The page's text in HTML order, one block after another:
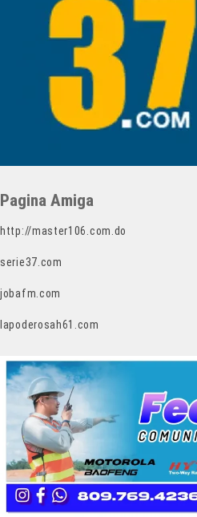
Pagina Amiga
http://master106.com.do
serie37.com
jobafm.com
lapoderosah61.com